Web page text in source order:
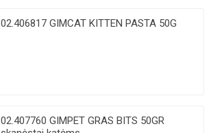
02.406817 GIMCAT KITTEN PASTA 50G
02.407760 GIMPET GRAS BITS 50GR